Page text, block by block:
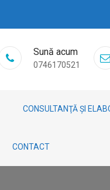
Sună acum
0746170521
CONSULTANŢĂ ȘI
CONTACT